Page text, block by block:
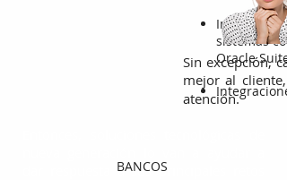
sistemas
Oracle Suite
Sin excepción,
mejor al cliente,
atención.
dar respuesta a sus principales retos
BANCOS